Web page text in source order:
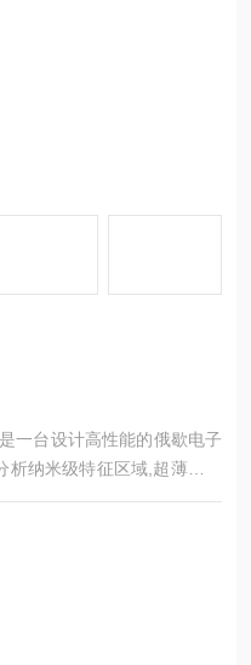
一台设计高性能的俄歇电子
纳米级特征区域,超薄薄膜
态信息。